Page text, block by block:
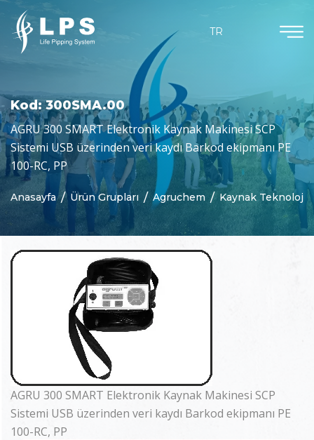
TR
Kod: 300SMA.00
AGRU 300 SMART Elektronik Kaynak Makinesi SCP
Sistemi USB üzerinden veri kaydı Barkod ekipmanı PE
100-RC, PP
Anasayfa Ürün Grupları Agruchem Kaynak Teknolojisi
AGRU 300 SMART Elektronik Kaynak Makinesi SCP
Sistemi USB üzerinden veri kaydı Barkod ekipmanı PE
100-RC, PP
Hakkımızda
Neden Biz
Agruchem
Yarı Mamul Ürünler
Purad
Özelleştirilmiş Parçalar
Beton Koruma
Kaynak Teknolojisi
Haberler
Kataloglar